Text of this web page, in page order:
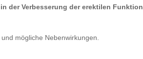
der Verbesserung der erektilen Funktion
mögliche Nebenwirkungen.